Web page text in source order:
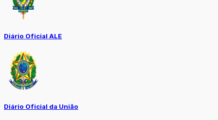
Diário Oficial ALE
Diário Oficial da União